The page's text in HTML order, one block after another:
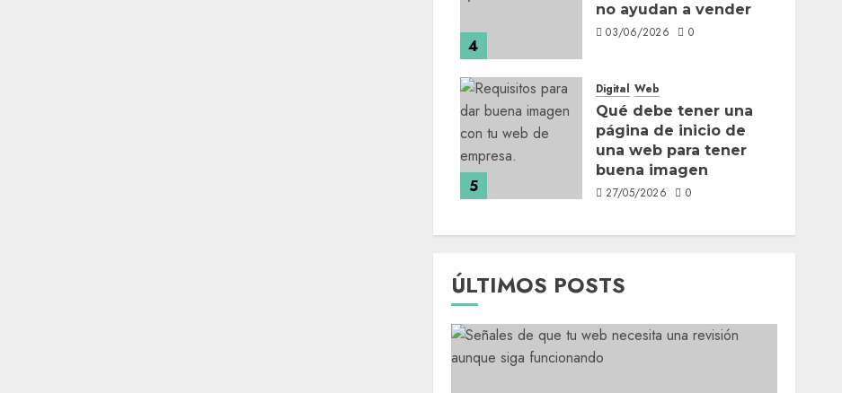
4
no ayudan a vender
03/06/2026 0
5
Digital Web
Qué debe tener una
página de inicio de
una web para tener
buena imagen
27/05/2026 0
ÚLTIMOS POSTS